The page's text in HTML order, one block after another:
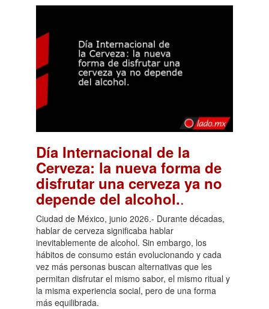
Día Internacional de la
Cerveza: la nueva forma de
disfrutar una cerveza ya no
depende del alcohol..
Ciudad de México, junio 2026.- Durante décadas,
hablar de cerveza significaba hablar
inevitablemente de alcohol. Sin embargo, los
hábitos de consumo están evolucionando y cada
vez más personas buscan alternativas que les
permitan disfrutar el mismo sabor, el mismo ritual y
la misma experiencia social, pero de una forma
más equilibrada.